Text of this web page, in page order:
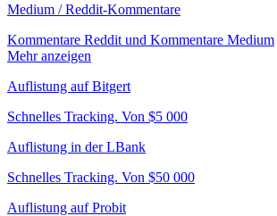
Medium / Reddit-Kommentare
Kommentare Reddit und Kommentare Medium
Mehr anzeigen
Auflistung auf Bitgert
Schnelles Tracking. Von $5 000
Auflistung in der LBank
Schnelles Tracking. Von $50 000
Auflistung auf Probit